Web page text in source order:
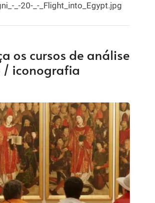
_-20-_-_Flight_into_Egypt.jpg
os cursos de análise
/ iconografia